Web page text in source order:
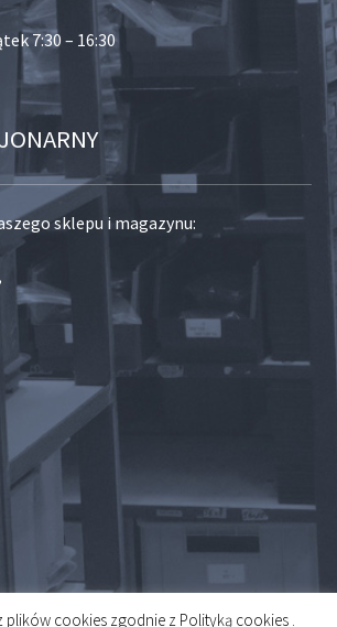
7:30 – 16:30
sklepu i magazynu:
plików cookies zgodnie z Polityką cookies .